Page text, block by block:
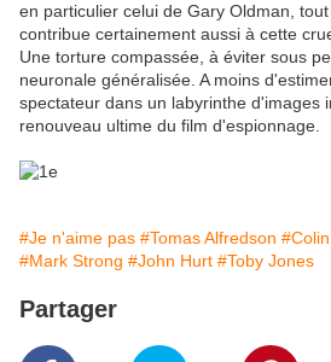
en particulier celui de Gary Oldman,
contribue certainement aussi à cette
Une torture compassée, à éviter sous
neuronale généralisée. A moins
spectateur dans un labyrinthe d'images
renouveau ultime du film d'espionnage.
#Je n'aime pas #Tomas Alfredson
#Mark Strong #John Hurt #Toby Jones
Partager